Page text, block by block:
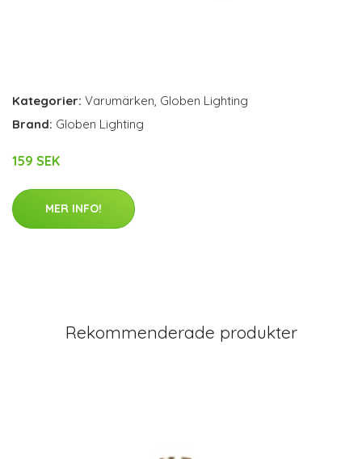
Kategorier: Varumärken, Globen Lighting
Brand: Globen Lighting
159 SEK
MER INFO!
Rekommenderade produkter